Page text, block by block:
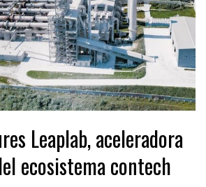
Leaplab, aceleradora
ecosistema contech